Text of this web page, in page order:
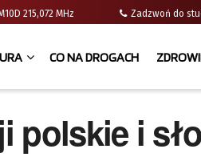
215,072 MHz Zadzwoń do
CO NA DROGACH
polskie i